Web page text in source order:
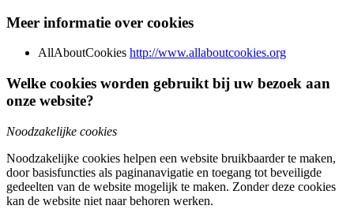
Meer informatie over cookies
AllAboutCookies http://www.allaboutcookies.org
Welke cookies worden gebruikt bij uw bezoek aan
onze website?
Noodzakelijke cookies
Noodzakelijke cookies helpen een website bruikbaarder te maken,
door basisfuncties als paginanavigatie en toegang tot beveiligde
gedeelten van de website mogelijk te maken. Zonder deze cookies
kan de website niet naar behoren werken.